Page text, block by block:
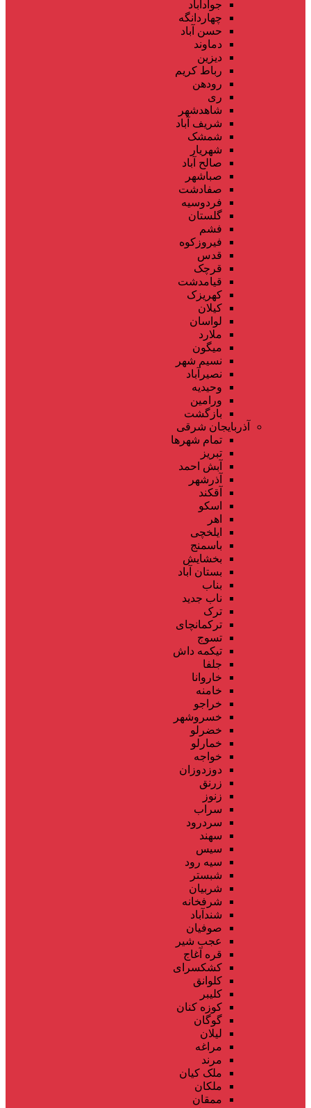
جوادآباد
چهاردانگه
حسن آباد
دماوند
دیزین
رباط کریم
رودهن
ری
شاهدشهر
شریف آباد
شمشک
شهریار
صالح آباد
صباشهر
صفادشت
فردوسیه
گلستان
فشم
فیروزکوه
قدس
قرچک
قیامدشت
کهریزک
کیلان
لواسان
ملارد
میگون
نسیم شهر
نصیرآباد
وحیدیه
ورامین
بازگشت
آذربایجان شرقی
تمام شهر‌ها
تبریز
آبش احمد
آذرشهر
آقکند
اسکو
اهر
ایلخچی
باسمنج
بخشایش
بستان آباد
بناب
ناب جدید
ترک
ترکمانچای
تسوج
تیکمه داش
جلفا
خاروانا
خامنه
خراجو
خسروشهر
خضرلو
خمارلو
خواجه
دوزدوزان
زرنق
زنوز
سراب
سردرود
سهند
سیس
سیه رود
شبستر
شربیان
شرفخانه
شندآباد
صوفیان
عجب شیر
قره آغاج
کشکسرای
کلوانق
کلیبر
کوزه کنان
گوگان
لیلان
مراغه
مرند
ملک کیان
ملکان
ممقان